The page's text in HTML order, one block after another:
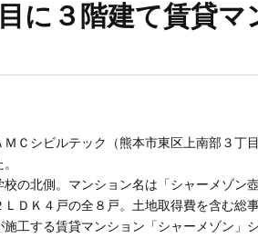
に３階建て賃貸
Ｃシビルテック（熊本市東区上南部３丁
の北側。マンション名は「シャーメゾン
ＬＤＫ４戸の全８戸。土地取得費を含む
工する賃貸マンション「シャーメゾン